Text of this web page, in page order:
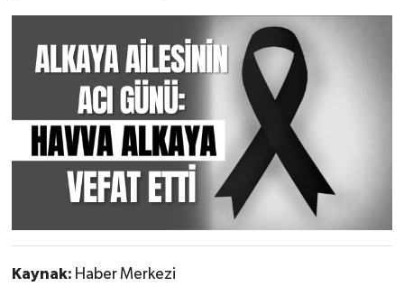
Kaynak: Haber Merkezi